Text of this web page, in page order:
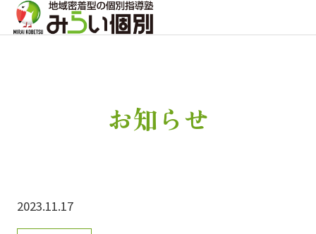
お知らせ
2023.11.17